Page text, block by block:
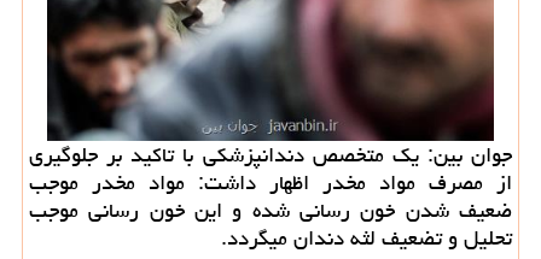
جوان بین: یك متخصص دندانپزشكی با تاكید بر جلوگیری
از مصرف مواد مخدر اظهار داشت: مواد مخدر موجب
ضعیف شدن خون رسانی شده و این خون رسانی موجب
تحلیل و تضعیف لثه دندان میگردد.